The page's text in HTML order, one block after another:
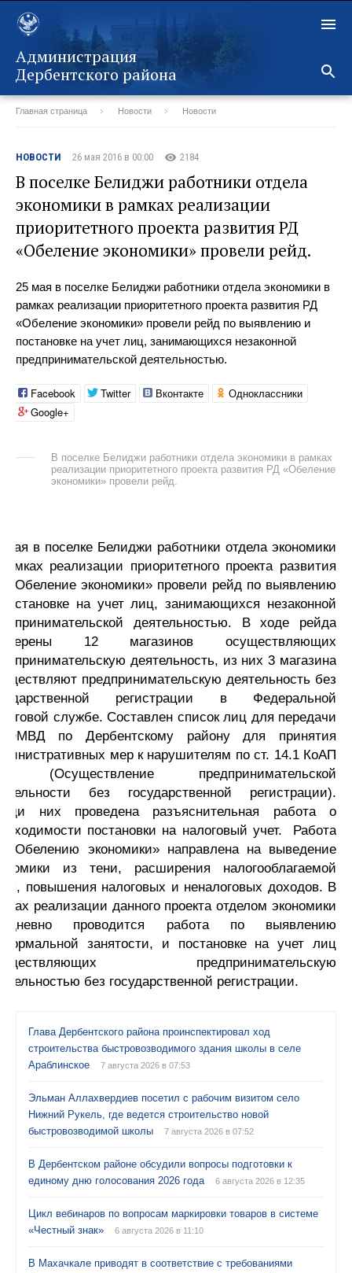
Администрация
Дербентского района
Главная страница Новости Новости
НОВОСТИ 26 мая 2016 в 00:00 2184
В поселке Белиджи работники отдела
экономики в рамках реализации
приоритетного проекта развития РД
«Обеление экономики» провели рейд.
25 мая в поселке Белиджи работники отдела экономики в
рамках реализации приоритетного проекта развития РД
«Обеление экономики» провели рейд по выявлению и
постановке на учет лиц, занимающихся незаконной
предпринимательской деятельностью.
Facebook Twitter Вконтакте
Одноклассники
Google+
В поселке Белиджи работники отдела экономики в рамках
реализации приоритетного проекта развития РД «Обеление
экономики» провели рейд.
мая в поселке Белиджи работники отдела экономики
реализации приоритетного проекта развития
«Обеление экономики» провели рейд по выявлению
на учет лиц, занимающихся незаконной
деятельностью. В ходе рейда
12 магазинов осуществляющих
деятельность, из них 3 магазина
предпринимательскую деятельность без
регистрации в Федеральной
службе. Составлен список лиц для передачи
по Дербентскому району для принятия
мер к нарушителям по ст. 14.1 КоАП
(Осуществление предпринимательской
без государственной регистрации).
них проведена разъяснительная работа о
постановки на налоговый учет. Работа
«Обелению экономики» направлена на выведение
из тени, расширения налогооблагаемой
повышения налоговых и неналоговых доходов. В
реализации данного проекта отделом экономики
проводится работа по выявлению
занятости, и постановке на учет лиц
предпринимательскую
без государственной регистрации.
Глава Дербентского района проинспектировал ход
строительства быстровозводимого здания школы в селе
Араблинское
7 августа 2026 в 07:53
Эльман Аллахвердиев посетил с рабочим визитом село
Нижний Рукель, где ведется строительство новой
быстровозводимой школы
7 августа 2026 в 07:52
В Дербентском районе обсудили вопросы подготовки к
единому дню голосования 2026 года
6 августа 2026 в 12:35
Цикл вебинаров по вопросам маркировки товаров в системе
«Честный знак»
6 августа 2026 в 11:10
В Махачкале приводят в соответствие с требованиями